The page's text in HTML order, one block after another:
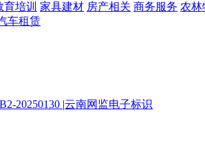
育培训 家具建材 房产相关 商务服务 农林
车租赁
20250130 |云南网监电子标识